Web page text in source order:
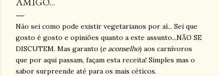
Não sei como pode existir vegetarianos por aí... Sei que
gosto é gosto e opiniões quanto a este assunto...NÃO SE
DISCUTEM. Mas garanto (e aconselho) aos carnívoros
que por aqui passam, façam esta receita! Simples mas o
sabor surpreende até para os mais céticos.